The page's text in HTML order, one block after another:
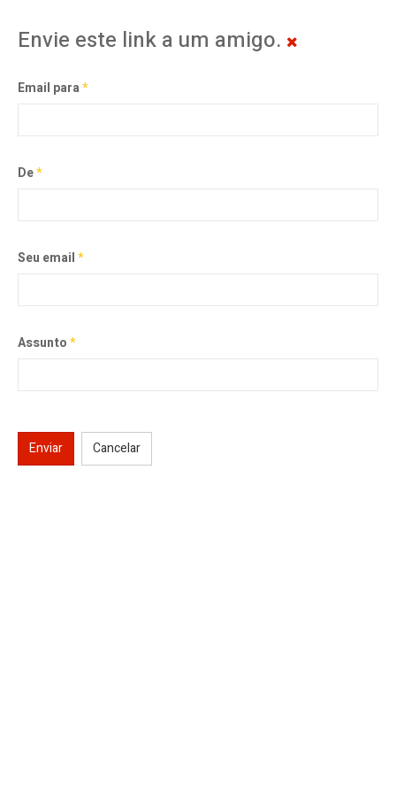
Envie este link a um amigo.
Email para*
De*
Seu email*
Assunto*
Enviar Cancelar